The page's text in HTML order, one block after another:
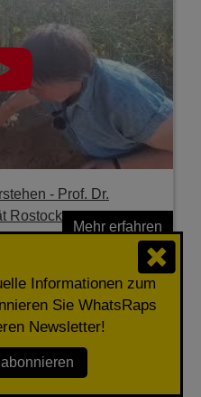
- Prof. Dr.
Rostock
Mehr erfahren
Informationen zum
Sie WhatsRaps
Newsletter!